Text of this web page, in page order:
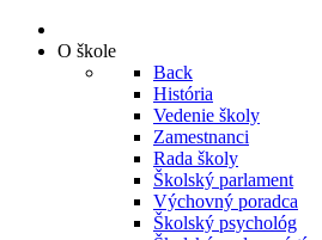
O škole
Back
História
Vedenie školy
Zamestnanci
Rada školy
Školský parlament
Výchovný poradca
Školský psychológ